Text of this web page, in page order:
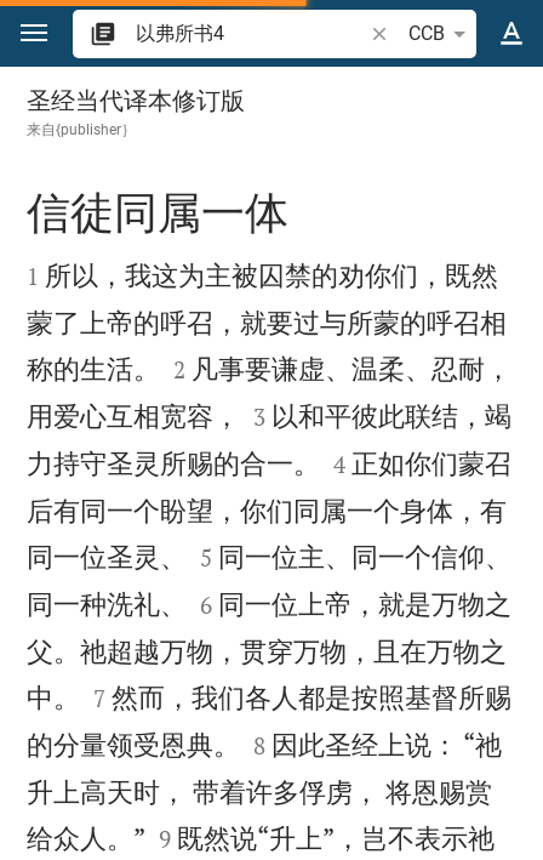
跳转到内容
搜索圣经经文或单词
CCB
以弗所书 4
圣经当代译本修订版
来自{publisher｝

信徒同属一体

1 所以，我这为主被囚禁的劝你们，既然
蒙了上帝的呼召，就要过与所蒙的呼召相
称的生活。


2 凡事要谦虚、温柔、忍耐，
用爱心互相宽容，


3 以和平彼此联结，竭
力持守圣灵所赐的合一。


4 正如你们蒙召
后有同一个盼望，你们同属一个身体，有
同一位圣灵、


5 同一位主、同一个信仰、
同一种洗礼、


6 同一位上帝，就是万物之
父。祂超越万物，贯穿万物，且在万物之
中。


7 然而，我们各人都是按照基督所赐
的分量领受恩典。


8 因此圣经上说： “祂
升上高天时， 带着许多俘虏， 将恩赐赏
给众人。” 

9 既然说“升上”，岂不表示祂